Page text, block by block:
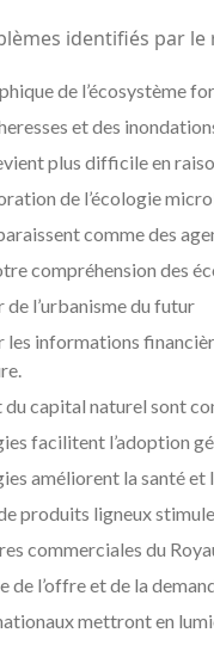
identifiés par
de l’écosystème
et des
plus difficile en
de l’écologie
comme des
compréhension des
l’urbanisme du futur
les informations
du capital naturel sont
facilitent l’adoption
améliorent la santé
produits ligneux
commerciales du
l’offre et de la
mettront en